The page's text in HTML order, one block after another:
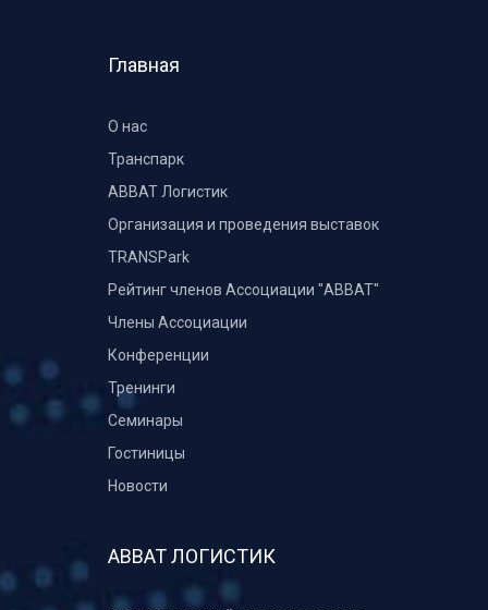
Главная
О нас
Транспарк
ABBAT Логистик
Организация и проведения выставок
TRANSPark
Рейтинг членов Ассоциации "АВВАТ"
Члены Ассоциации
Конференции
Тренинги
Семинары
Гостиницы
Новости
АВВАТ ЛОГИСТИК